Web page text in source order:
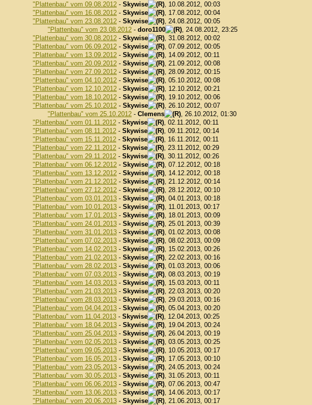
"Plattenbau" vom 09.08.2012 - Skywise
, 10.08.2012, 00:03
"Plattenbau" vom 16.08.2012 - Skywise
, 17.08.2012, 00:04
"Plattenbau" vom 23.08.2012 - Skywise
, 24.08.2012, 00:05
"Plattenbau" vom 23.08.2012 - doro1100
, 24.08.2012, 23:25
"Plattenbau" vom 30.08.2012 - Skywise
, 31.08.2012, 00:02
"Plattenbau" vom 06.09.2012 - Skywise
, 07.09.2012, 00:05
"Plattenbau" vom 13.09.2012 - Skywise
, 14.09.2012, 00:11
"Plattenbau" vom 20.09.2012 - Skywise
, 21.09.2012, 00:08
"Plattenbau" vom 27.09.2012 - Skywise
, 28.09.2012, 00:15
"Plattenbau" vom 04.10.2012 - Skywise
, 05.10.2012, 00:08
"Plattenbau" vom 12.10.2012 - Skywise
, 12.10.2012, 00:21
"Plattenbau" vom 18.10.2012 - Skywise
, 19.10.2012, 00:06
"Plattenbau" vom 25.10.2012 - Skywise
, 26.10.2012, 00:07
"Plattenbau" vom 25.10.2012 - Clemens
, 26.10.2012, 01:30
"Plattenbau" vom 01.11.2012 - Skywise
, 02.11.2012, 00:11
"Plattenbau" vom 08.11.2012 - Skywise
, 09.11.2012, 00:14
"Plattenbau" vom 15.11.2012 - Skywise
, 16.11.2012, 00:11
"Plattenbau" vom 22.11.2012 - Skywise
, 23.11.2012, 00:29
"Plattenbau" vom 29.11.2012 - Skywise
, 30.11.2012, 00:26
"Plattenbau" vom 06.12.2012 - Skywise
, 07.12.2012, 00:18
"Plattenbau" vom 13.12.2012 - Skywise
, 14.12.2012, 00:18
"Plattenbau" vom 21.12.2012 - Skywise
, 21.12.2012, 00:14
"Plattenbau" vom 27.12.2012 - Skywise
, 28.12.2012, 00:10
"Plattenbau" vom 03.01.2013 - Skywise
, 04.01.2013, 00:18
"Plattenbau" vom 10.01.2013 - Skywise
, 11.01.2013, 00:17
"Plattenbau" vom 17.01.2013 - Skywise
, 18.01.2013, 00:09
"Plattenbau" vom 24.01.2013 - Skywise
, 25.01.2013, 00:39
"Plattenbau" vom 31.01.2013 - Skywise
, 01.02.2013, 00:08
"Plattenbau" vom 07.02.2013 - Skywise
, 08.02.2013, 00:09
"Plattenbau" vom 14.02.2013 - Skywise
, 15.02.2013, 00:26
"Plattenbau" vom 21.02.2013 - Skywise
, 22.02.2013, 00:16
"Plattenbau" vom 28.02.2013 - Skywise
, 01.03.2013, 00:06
"Plattenbau" vom 07.03.2013 - Skywise
, 08.03.2013, 00:19
"Plattenbau" vom 14.03.2013 - Skywise
, 15.03.2013, 00:11
"Plattenbau" vom 21.03.2013 - Skywise
, 22.03.2013, 00:20
"Plattenbau" vom 28.03.2013 - Skywise
, 29.03.2013, 00:16
"Plattenbau" vom 04.04.2013 - Skywise
, 05.04.2013, 00:20
"Plattenbau" vom 11.04.2013 - Skywise
, 12.04.2013, 00:25
"Plattenbau" vom 18.04.2013 - Skywise
, 19.04.2013, 00:24
"Plattenbau" vom 25.04.2013 - Skywise
, 26.04.2013, 00:19
"Plattenbau" vom 02.05.2013 - Skywise
, 03.05.2013, 00:25
"Plattenbau" vom 09.05.2013 - Skywise
, 10.05.2013, 00:17
"Plattenbau" vom 16.05.2013 - Skywise
, 17.05.2013, 00:10
"Plattenbau" vom 23.05.2013 - Skywise
, 24.05.2013, 00:24
"Plattenbau" vom 30.05.2013 - Skywise
, 31.05.2013, 00:11
"Plattenbau" vom 06.06.2013 - Skywise
, 07.06.2013, 00:47
"Plattenbau" vom 13.06.2013 - Skywise
, 14.06.2013, 00:17
"Plattenbau" vom 20.06.2013 - Skywise
, 21.06.2013, 00:17